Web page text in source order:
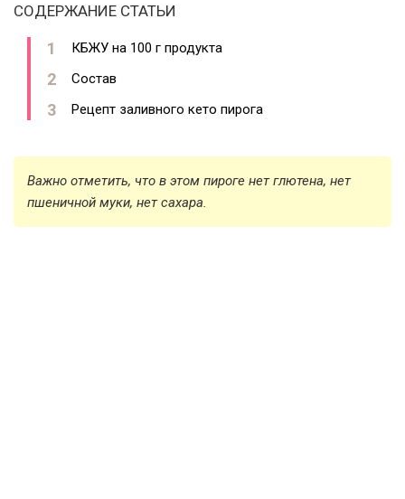
СОДЕРЖАНИЕ СТАТЬИ
КБЖУ на 100 г продукта
Состав
Рецепт заливного кето пирога
Важно отметить, что в этом пироге нет глютена, нет
пшеничной муки, нет сахара.